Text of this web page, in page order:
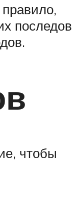
последов
чтобы